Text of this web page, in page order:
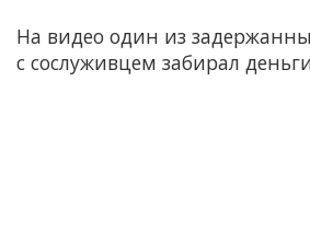
На видео один из
с сослуживцем забирал